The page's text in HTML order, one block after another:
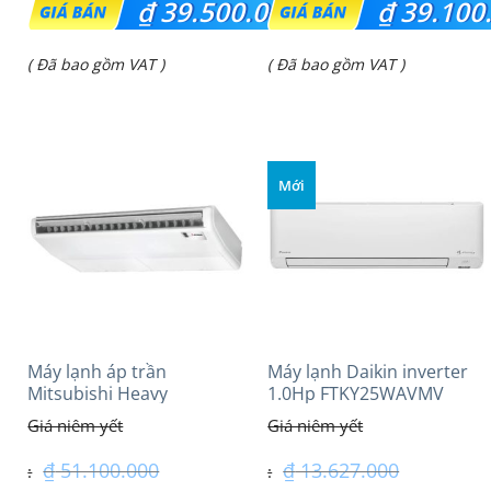
gốc
là:
₫39.500.000
Giá
₫ 39.500.000.
( Đã bao gồm VAT )
gốc
là:
₫
Giá
là:
( Đã bao gồm VAT )
Máy lạnh áp trần
Mitsubishi Heavy
FDE100VG (4.0Hp) Cao
cấp – 3 Pha
₫51.100.000
Mới
Máy lạnh Daikin inverter
1.0Hp FTKY25WAVMV
₫13.627.000